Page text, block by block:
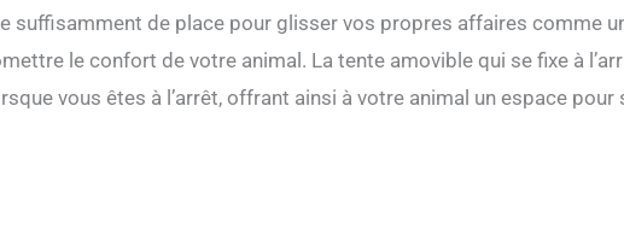
suffisamment de place pour glisser vos propres affaires comme
le confort de votre animal. La tente amovible qui se fixe à
vous êtes à l’arrêt, offrant ainsi à votre animal un espace pour